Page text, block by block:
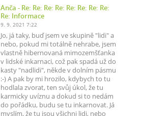
Anča - Re: Re: Re: Re: Re: Re: Re: Re:
Re: Informace
9. 9. 2021 7:22
Jo, já taky, buď jsem ve skupině "lidi" a
nebo, pokud mi totálně nehrabe, jsem
vlastně hibernovaná mimozemšťanka
v lidské inkarnaci, což pak spadá už do
kasty "nadlidi", někde v dolním pásmu
:-) A pak by mi hrozilo, kdybych to tu
hodlala zvorat, ten svůj úkol, že tu
karmicky uvíznu a dokud si to nedám
do pořádku, budu se tu inkarnovat. Já
myslím, že tu jsou všichni lidi, nebo